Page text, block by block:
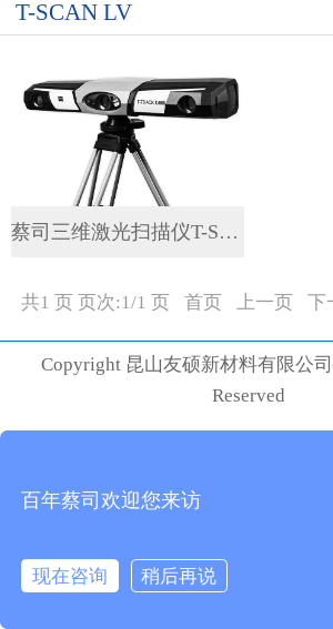
T-SCAN LV
蔡司三维激光扫描仪T-SCAN ...
共1 页 页次:1/1 页 首页 上一页 下
Copyright 昆山友硕新材料有限公
Reserved
百年蔡司欢迎您来访
现在咨询
稍后再说
在线咨询